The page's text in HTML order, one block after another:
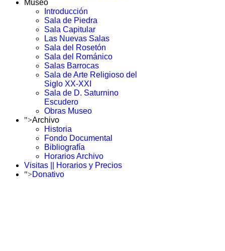
Museo
Introducción
Sala de Piedra
Sala Capitular
Las Nuevas Salas
Sala del Rosetón
Sala del Románico
Salas Barrocas
Sala de Arte Religioso del
Siglo XX-XXI
Sala de D. Saturnino
Escudero
Obras Museo
">Archivo
Historia
Fondo Documental
Bibliografía
Horarios Archivo
Visitas || Horarios y Precios
">Donativo